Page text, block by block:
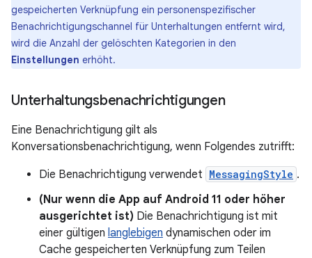
gespeicherten Verknüpfung ein personenspezifischer
Benachrichtigungschannel für Unterhaltungen entfernt wird,
wird die Anzahl der gelöschten Kategorien in den
Einstellungen erhöht.
Unterhaltungsbenachrichtigungen
Eine Benachrichtigung gilt als
Konversationsbenachrichtigung, wenn Folgendes zutrifft:
Die Benachrichtigung verwendet MessagingStyle .
(Nur wenn die App auf Android 11 oder höher
ausgerichtet ist) Die Benachrichtigung ist mit
einer gültigen langlebigen dynamischen oder im
Cache gespeicherten Verknüpfung zum Teilen